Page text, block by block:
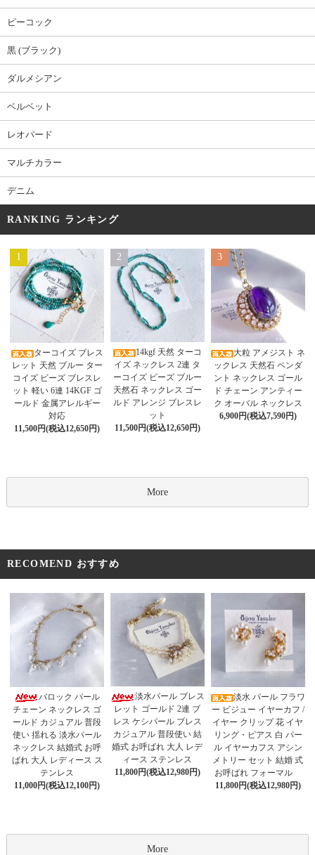
ピーコック
黒 (ブラック)
ダルメシアン
ベルベット
レオパード
マルチカラー
デニム
RANKING ランキング
1
ターコイズ ブレス
レット 天然 ブルー ター
コイズ ビーズ ブレスレ
ット 軽い 6連 14KGF ゴ
ールド 金属アレルギー
対応
11,500円(税込12,650円)
2
14kgf 天然 ターコ
イズ ネックレス 2連 タ
ーコイズ ビーズ ブルー
天然石 ネックレス ゴー
ルド アレンジ ブレスレ
ット
11,500円(税込12,650円)
3
大粒 アメジスト ネ
ックレス 天然石 ペンダ
ント ネックレス ゴール
ド チェーン アンティー
ク オーバル ネックレス
6,900円(税込7,590円)
More
RECOMEND おすすめ
バロック パール
チェーン ネックレス ゴ
ールド カジュアル 普段
使い 揺れる 淡水パール
ネックレス 結婚式 お呼
ばれ 大人 レディース ス
テンレス
11,000円(税込12,100円)
淡水パール ブレス
レット ゴールド 2連 ブ
レス ケシパール ブレス
カジュアル 普段使い 結
婚式 お呼ばれ 大人 レデ
ィース ステンレス
11,800円(税込12,980円)
淡水 パール フラワ
ー ビジュー イヤーカフ /
イヤー クリップ 花 イヤ
リング・ピアス 白 パー
ル イヤーカフス アシン
メトリー セット 結婚 式
お呼ばれ フォーマル
11,800円(税込12,980円)
More